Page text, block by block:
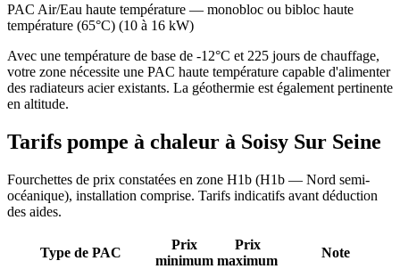
PAC Air/Eau haute température — monobloc ou bibloc haute
température (65°C) (10 à 16 kW)
Avec une température de base de -12°C et 225 jours de chauffage,
votre zone nécessite une PAC haute température capable d'alimenter
des radiateurs acier existants. La géothermie est également pertinente
en altitude.
Tarifs pompe à chaleur à Soisy Sur Seine
Fourchettes de prix constatées en zone H1b (H1b — Nord semi-
océanique), installation comprise. Tarifs indicatifs avant déduction
des aides.
Type de PAC
Prix
minimum
Prix
maximum
Note